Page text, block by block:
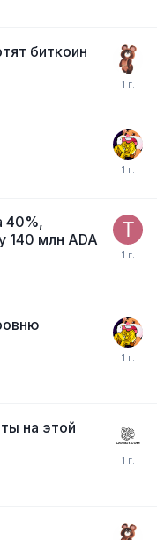
биткоин
40%,
140 млн ADA
на этой